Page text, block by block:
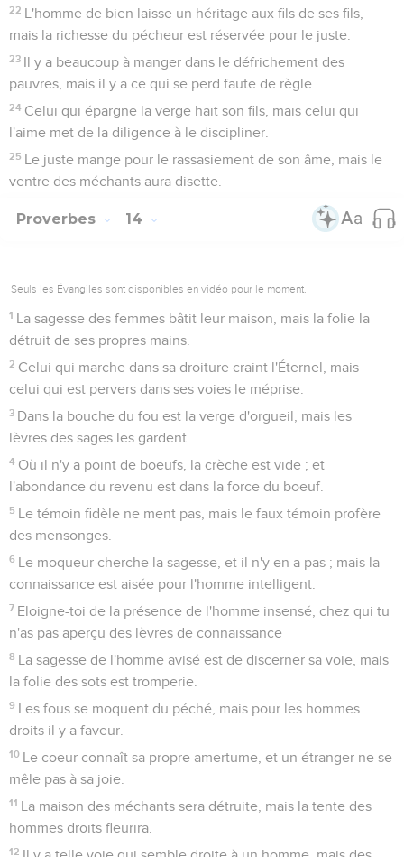
22 L'homme de bien laisse un héritage aux fils de ses fils,
mais la richesse du pécheur est réservée pour le juste.
23 Il y a beaucoup à manger dans le défrichement des
pauvres, mais il y a ce qui se perd faute de règle.
24 Celui qui épargne la verge hait son fils, mais celui qui
l'aime met de la diligence à le discipliner.
25 Le juste mange pour le rassasiement de son âme, mais le
ventre des méchants aura disette.
Proverbes 14
Seuls les Évangiles sont disponibles en vidéo pour le moment.
1 La sagesse des femmes bâtit leur maison, mais la folie la
détruit de ses propres mains.
2 Celui qui marche dans sa droiture craint l'Éternel, mais
celui qui est pervers dans ses voies le méprise.
3 Dans la bouche du fou est la verge d'orgueil, mais les
lèvres des sages les gardent.
4 Où il n'y a point de boeufs, la crèche est vide ; et
l'abondance du revenu est dans la force du boeuf.
5 Le témoin fidèle ne ment pas, mais le faux témoin profère
des mensonges.
6 Le moqueur cherche la sagesse, et il n'y en a pas ; mais la
connaissance est aisée pour l'homme intelligent.
7 Eloigne-toi de la présence de l'homme insensé, chez qui tu
n'as pas aperçu des lèvres de connaissance
8 La sagesse de l'homme avisé est de discerner sa voie, mais
la folie des sots est tromperie.
9 Les fous se moquent du péché, mais pour les hommes
droits il y a faveur.
10 Le coeur connaît sa propre amertume, et un étranger ne se
mêle pas à sa joie.
11 La maison des méchants sera détruite, mais la tente des
hommes droits fleurira.
12